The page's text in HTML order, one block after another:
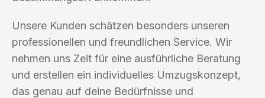
Unsere Kunden schätzen besonders unseren
professionellen und freundlichen Service. Wir
nehmen uns Zeit für eine ausführliche Beratung
und erstellen ein individuelles Umzugskonzept,
das genau auf deine Bedürfnisse und